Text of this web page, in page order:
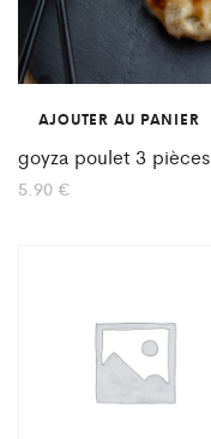
AJOUTER AU PANIER
goyza poulet 3 pièces
5.90 €